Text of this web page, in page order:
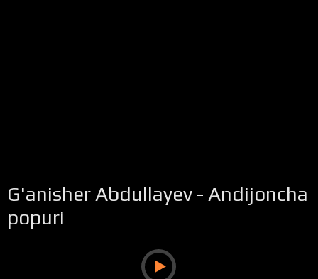
G'anisher Abdullayev - Andijoncha
popuri